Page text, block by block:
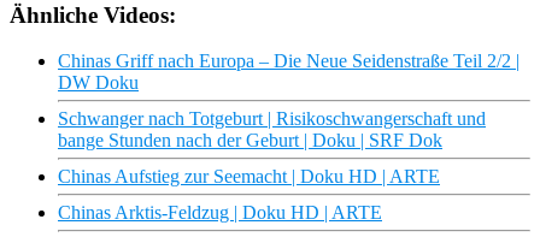
Ähnliche Videos:
Chinas Griff nach Europa – Die Neue Seidenstraße Teil 2/2 |
DW Doku
Schwanger nach Totgeburt | Risikoschwangerschaft und
bange Stunden nach der Geburt | Doku | SRF Dok
Chinas Aufstieg zur Seemacht | Doku HD | ARTE
Chinas Arktis-Feldzug | Doku HD | ARTE